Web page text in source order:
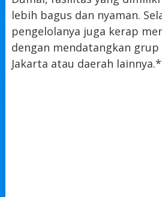
lebih bagus dan nyaman.
pengelolanya juga kerap
dengan mendatangkan grup
Jakarta atau daerah